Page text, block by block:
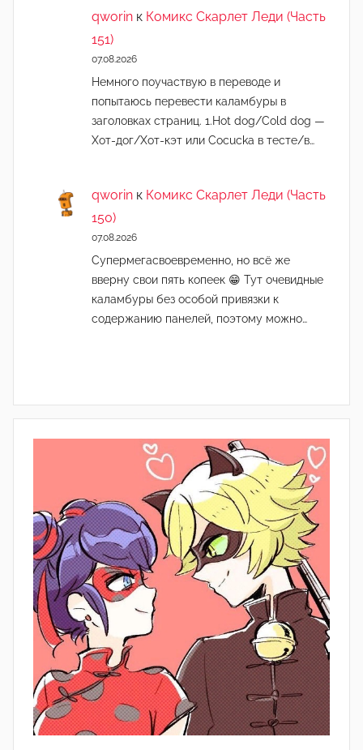
qworin к Комикс Скарлет Леди (Часть
151)
07.08.2026
Немного поучаствую в переводе и
попытаюсь перевести каламбуры в
заголовках страниц. 1.Hot dog/Cold dog —
Хот-дог/Хот-кэт или Cocucka в тесте/в…
qworin к Комикс Скарлет Леди (Часть
150)
07.08.2026
Супермегасвоевременно, но всё же
вверну свои пять копеек 😁 Тут очевидные
каламбуры без особой привязки к
содержанию панелей, поэтому можно…